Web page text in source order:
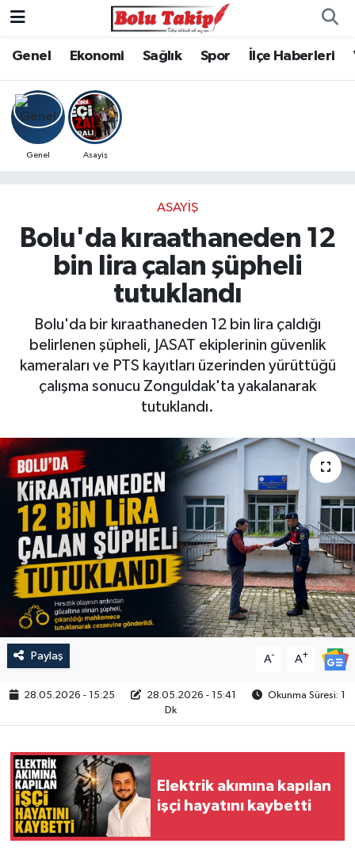
Genel Ekonomi Sağlık Spor İlçe Haberleri
Genel Asayiş
ASAYIŞ
Bolu'da kıraathaneden 12
bin lira çalan şüpheli
tutuklandı
Bolu'da bir kıraathaneden 12 bin lira çaldığı
belirlenen şüpheli, JASAT ekiplerinin güvenlik
kameraları ve PTS kayıtları üzerinden yürüttüğü
çalışma sonucu Zonguldak'ta yakalanarak
tutuklandı.
Paylaş A- A+
28.05.2026 - 15:25 28.05.2026 - 15:41
Okunma Süresi: 1
Dk
Elektrik akımına kapılan
işçi hayatını kaybetti